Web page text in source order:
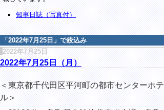
知事日誌（写真付）
「 2022年7月25日 」で絞込み
2022年7月25日
2022年7月25日（月）
＜東京都千代田区平河町の都市センターホテ
ル＞